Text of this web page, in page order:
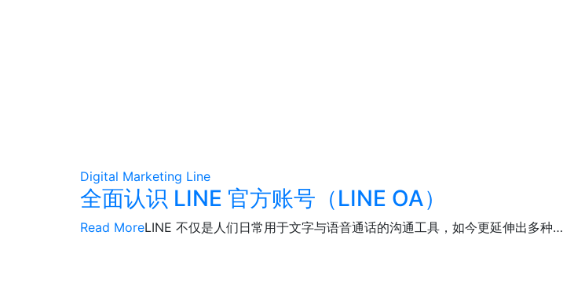
Digital Marketing Line
全面认识 LINE 官方账号（LINE OA）
LINE 不仅是人们日常用于文字与语音通话的沟通工具，如今更延伸出多种…
Read More